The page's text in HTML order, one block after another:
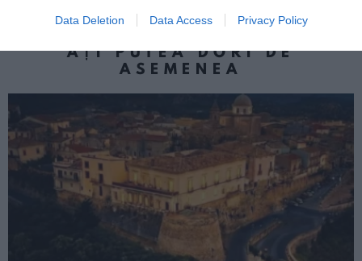
Data Deletion Data Access Privacy Policy
AȚI PUTEA DORI DE
ASEMENEA